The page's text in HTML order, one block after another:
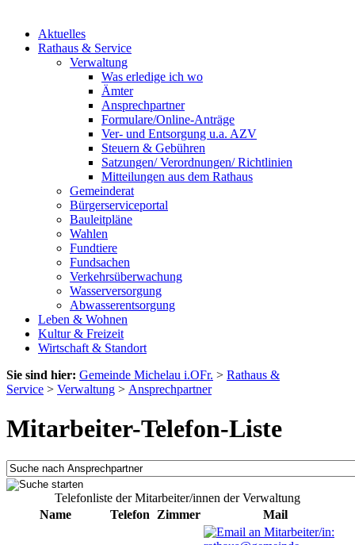
Aktuelles
Rathaus & Service
Verwaltung
Was erledige ich wo
Ämter
Ansprechpartner
Formulare/Online-Anträge
Ver- und Entsorgung u.a. AZV
Steuern & Gebühren
Satzungen/ Verordnungen/ Richtlinien
Mitteilungen aus dem Rathaus
Gemeinderat
Bürgerserviceportal
Bauleitpläne
Wahlen
Fundtiere
Fundsachen
Verkehrsüberwachung
Wasserversorgung
Abwasserentsorgung
Leben & Wohnen
Kultur & Freizeit
Wirtschaft & Standort
Sie sind hier: Gemeinde Michelau i.OFr. > Rathaus &
Service > Verwaltung > Ansprechpartner
Mitarbeiter-Telefon-Liste
Telefonliste der Mitarbeiter/innen der Verwaltung
Name
Telefon Zimmer Mail